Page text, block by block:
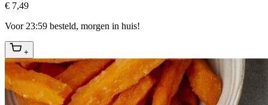
€ 7,49
Voor 23:59 besteld, morgen in huis!
+